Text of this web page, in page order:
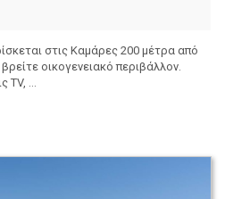
στις Καμάρες 200 μέτρα από
οικογενειακό περιβάλλον.
...